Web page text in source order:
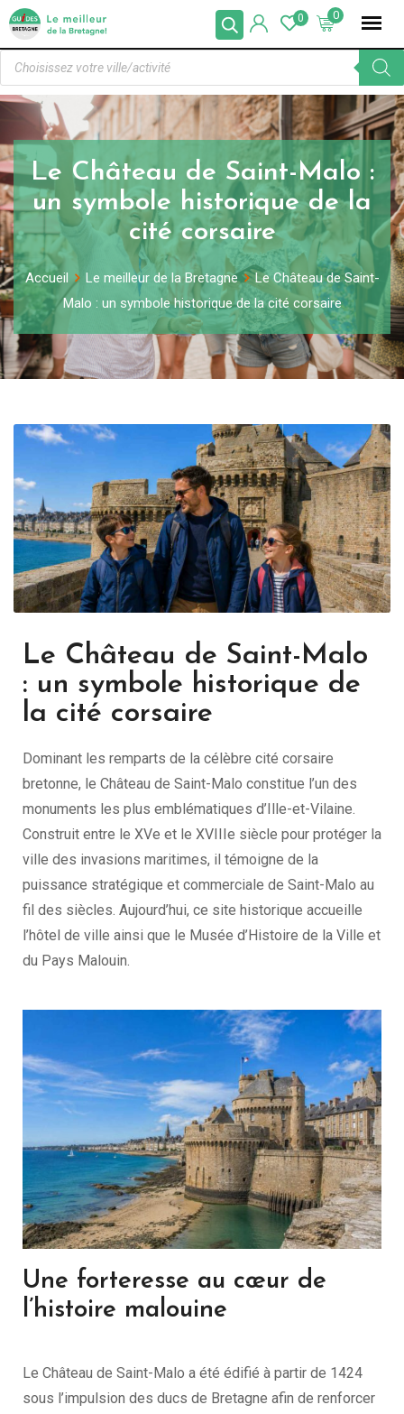
0
0
Le Château de Saint-Malo :
un symbole historique de la
cité corsaire
Accueil Le meilleur de la Bretagne
Le Château de Saint-
Malo : un symbole historique de la cité corsaire
Le Château de Saint-Malo
: un symbole historique de
la cité corsaire
Dominant les remparts de la célèbre cité corsaire
bretonne, le Château de Saint-Malo constitue l’un des
monuments les plus emblématiques d’Ille-et-Vilaine.
Construit entre le XVe et le XVIIIe siècle pour protéger la
ville des invasions maritimes, il témoigne de la
puissance stratégique et commerciale de Saint-Malo au
fil des siècles. Aujourd’hui, ce site historique accueille
l’hôtel de ville ainsi que le Musée d’Histoire de la Ville et
du Pays Malouin.
Une forteresse au cœur de
l’histoire malouine
Le Château de Saint-Malo a été édifié à partir de 1424
sous l’impulsion des ducs de Bretagne afin de renforcer